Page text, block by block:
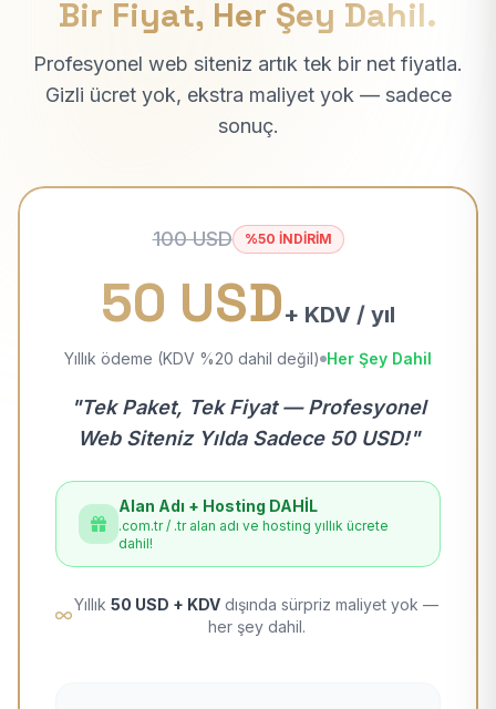
Bir Fiyat, Her Şey Dahil.
Profesyonel web siteniz artık tek bir net fiyatla.
Gizli ücret yok, ekstra maliyet yok — sadece
sonuç.
100 USD %50 İNDİRİM
50 USD+ KDV / yıl
Yıllık ödeme (KDV %20 dahil değil) Her Şey Dahil
"Tek Paket, Tek Fiyat — Profesyonel
Web Siteniz Yılda Sadece 50 USD!"
Alan Adı + Hosting DAHİL
.com.tr / .tr alan adı ve hosting yıllık ücrete
dahil!
Yıllık 50 USD + KDV dışında sürpriz maliyet yok —
her şey dahil.